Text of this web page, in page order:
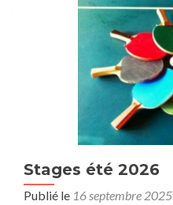
Stages été 2026
Publié le 16 septembre 2025